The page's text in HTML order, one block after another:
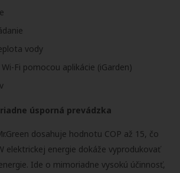
vody
Fi pomocou aplikácie (iGarden)
úsporná prevádzka
dosahuje hodnotu COP až 15, čo
elektrickej energie dokáže vyprodukovať
Ide o mimoriadne vysokú účinnosť,